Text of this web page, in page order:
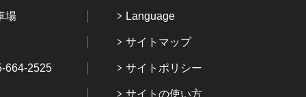
場
664-2525
Language
サイトマップ
サイトポリシー
サイトの使い方